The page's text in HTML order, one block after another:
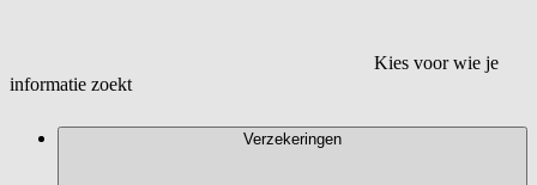
Kies voor wie je
informatie zoekt
Verzekeringen